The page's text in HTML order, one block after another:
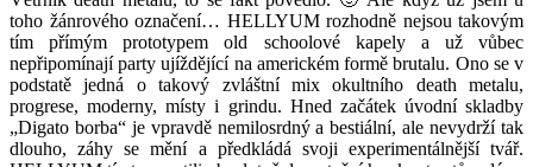
toho žánrového označení… HELLYUM rozhodně nejsou takovým
tím přímým prototypem old schoolové kapely a už vůbec
nepřipomínají party ujíždějící na americkém formě brutalu. Ono se v
podstatě jedná o takový zvláštní mix okultního death metalu,
progrese, moderny, místy i grindu. Hned začátek úvodní skladby
„Digato borba“ je vpravdě nemilosrdný a bestiální, ale nevydrží tak
dlouho, záhy se mění a předkládá svoji experimentálnější tvář.